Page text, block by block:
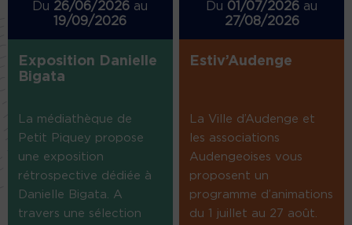
Du 26/06/2026 au
19/09/2026
Exposition Danielle
Bigata
La médiathèque de
Petit Piquey propose
une exposition
rétrospective dédiée à
Danielle Bigata. A
travers une sélection
Du 01/07/2026 au
27/08/2026
Estiv’Audenge
La Ville d’Audenge et
les associations
Audengeoises vous
proposent un
programme d’animations
du 1 juillet au 27 août.